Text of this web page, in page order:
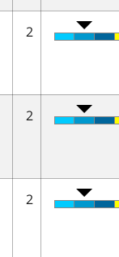
2
2
2